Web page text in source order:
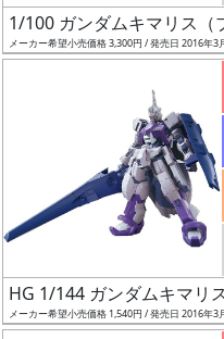
近
日
シュ
通知
ギ
1/100 ガンダムキマリス（
メーカー希望小売価格 3,300円 / 発売日 2016年3
HG 1/144 ガンダムキマリ
メーカー希望小売価格 1,540円 / 発売日 2016年3